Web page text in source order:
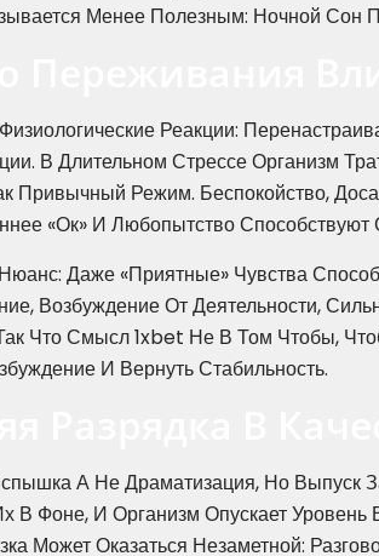
Менее Полезным: Ночной Сон
Реакции:
В Длительном Стрессе Организм
Привычный Режим. Беспокойство,
«ок» И Любопытство
Даже «приятные» Чувства
Возбуждение От Деятельности,
Что Смысл 1xbet Не В Том Чтобы,
И Вернуть Стабильность.
А Не Драматизация, Но Выпуск
В Фоне, И Организм Опускает
Может Оказаться Незаметной: